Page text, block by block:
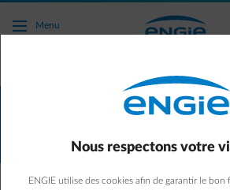
Accéder au contenu principal
Menu
Toutes les solutions de
Nous respectons votre
ENGIE utilise des cookies afin de garantir le